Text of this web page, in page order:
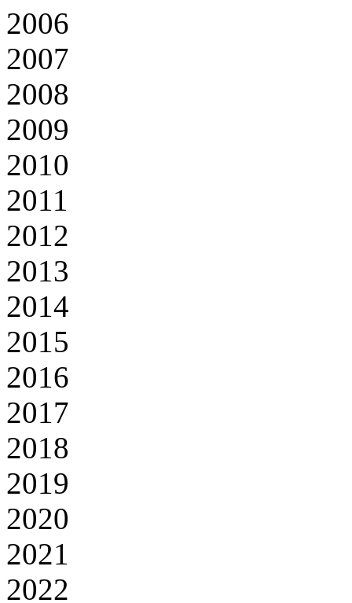
2006
2007
2008
2009
2010
2011
2012
2013
2014
2015
2016
2017
2018
2019
2020
2021
2022